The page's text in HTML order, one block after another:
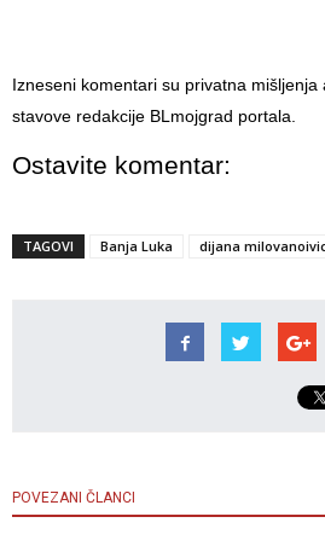
Izneseni komentari su privatna
stavove redakcije BLmojgrad portala.
Ostavite komentar:
TAGOVI Banja Luka dijana
POVEZANI ČLANCI